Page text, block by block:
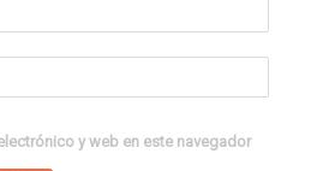
y web en este navegador